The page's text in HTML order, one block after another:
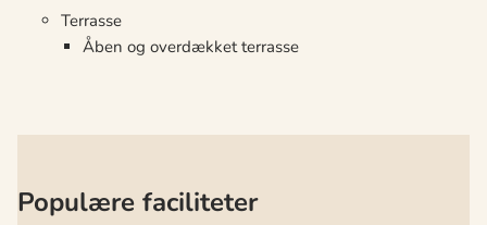
Terrasse
Åben og overdækket terrasse
Populære faciliteter